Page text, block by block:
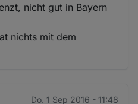
nicht gut in Bayern
nichts mit dem
Do. 1 Sep 2016 - 11:48